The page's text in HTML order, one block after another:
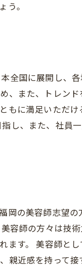
。
全国に展開し、
、また、トレン
もに満足いただ
し、また、社員
岡の美容師志望の
容師の方々は技
ます。 美容師と
親近感を持って